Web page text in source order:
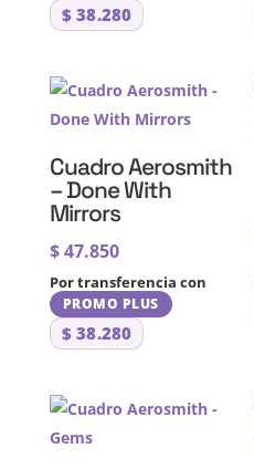
$ 38.280
Cuadro Aerosmith
– Done With
Mirrors
$47.850
Por transferencia con
PROMO PLUS
$ 38.280